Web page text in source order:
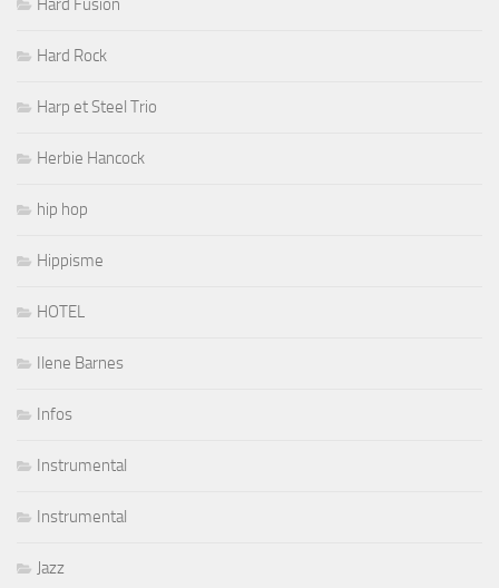
Hard Fusion
Hard Rock
Harp et Steel Trio
Herbie Hancock
hip hop
Hippisme
HOTEL
Ilene Barnes
Infos
Instrumental
Instrumental
Jazz